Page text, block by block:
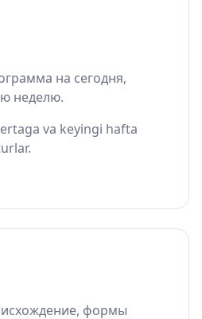
на сегодня,
неделю.
va keyingi hafta
формы